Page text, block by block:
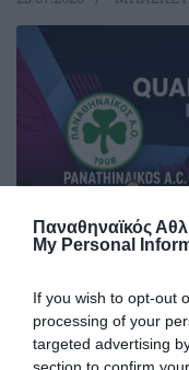
Παναθηναϊκός
My Personal
If you wish to opt-out
processing of your
targeted advertising
Η κλήρωση